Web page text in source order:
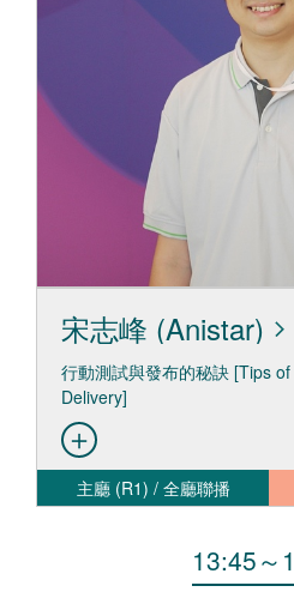
宋志峰 (Anistar)
行動測試與發布的秘訣 [Tips
Delivery]
主廳 (R1) / 全廳聯播
13:45～